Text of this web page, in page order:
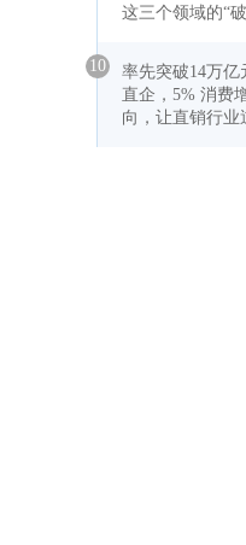
这三个领域的“
10
率先突破14万亿
直企，5% 消费
向，让直销行业